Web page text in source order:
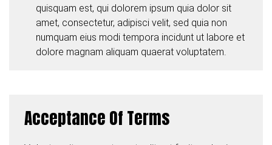
quisquam est, qui dolorem ipsum quia dolor sit
amet, consectetur, adipisci velit, sed quia non
numquam eius modi tempora incidunt ut labore et
dolore magnam aliquam quaerat voluptatem.
Acceptance Of Terms